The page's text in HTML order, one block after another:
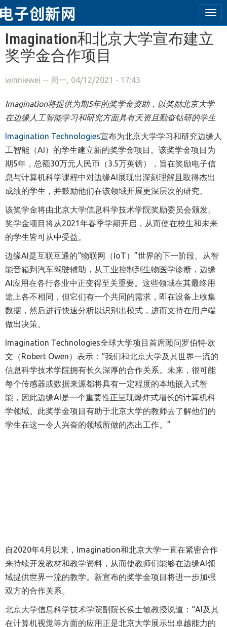
跳转到主要内容
Imagination和北京大学宣布建立
奖学金合作项目
winniewei -- 周一, 04/12/2021 - 17:43
Imagination将提供为期5年的奖学金资助，以奖励北京大学
在边缘人工智能学习和研究方面具有天资且勤奋钻研的学生
Imagination Technologies宣布为北京大学学习和研究边缘人
工智能（AI）的学生建立新的奖学金项目。该奖学金项目为
期5年，总额30万元人民币（3.5万英镑），旨在奖励电子信
息与计算机科学课程中对边缘AI展现出深刻理解且取得杰出
成绩的学生，并鼓励他们在该领域开展更深层次的研究。
该奖学金将由北京大学信息科学技术学院奖励委员会颁发。
奖学金项目将从2021年春季学期开启，从而使在校生和未来
的学生皆可从中受益。
边缘AI是互联互通的“物联网（IoT）”世界的下一阶段。从智
能音箱到汽车驾驶辅助，从工业控制到生物医学诊断，边缘
AI应用在各行各业中正变得至关重要。这些领域在其最终用
途上各不相同，但它们有一个共同的需求，即在设备上收集
数据，然后进行快速分析以识别出模式，进而支持在用户端
做出决策。
Imagination Technologies全球大学项目首席顾问罗伯特·欧
文（Robert Owen）表示：“我们和北京大学及其世界一流的
信息科学技术学院拥有长久深厚的合作关系。未来，很可能
每个传感器或数据来源都将具有一定程度的本地嵌入式智
能，因此边缘AI是一个重要性正呈现爆炸式增长的计算机科
学领域。此奖学金项目有助于北京大学的教师去了解他们的
学生在这一令人兴奋的领域所做的杰出工作。”
自2020年4月以来，Imagination和北京大学一直在紧密合作
来持续开发教材和教学资料，从而使教师们能够在边缘AI领
域提供世界一流的教学。新宣布的奖学金项目将进一步加强
双方的合作关系。
北京大学信息科学技术学院副院长侯士敏教授说道：“AI及其
在计算机视觉等方面的应用正是北京大学展示出卓越能力的